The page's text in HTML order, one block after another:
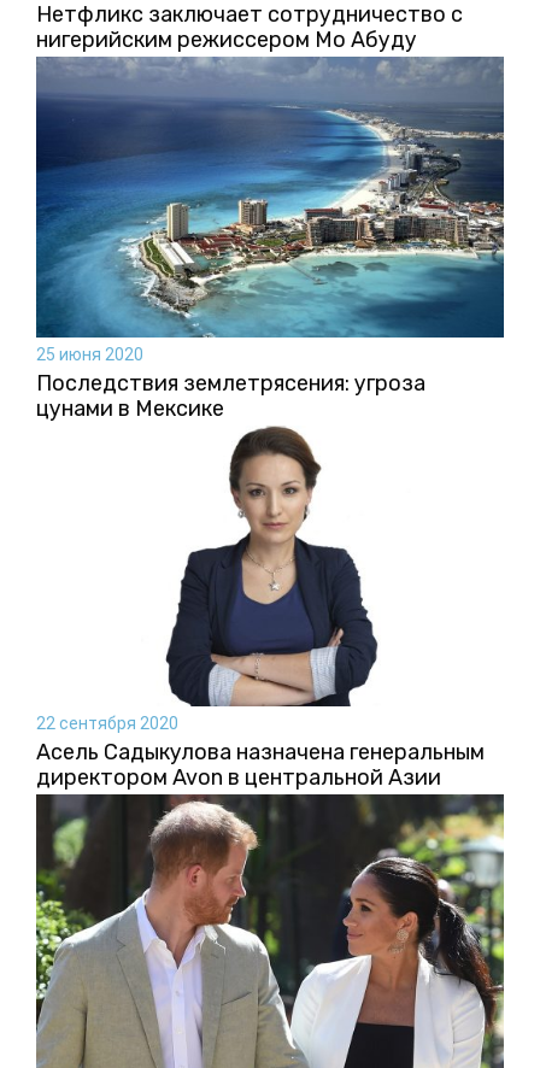
Нетфликс заключает сотрудничество с
нигерийским режиссером Мо Абуду
25 июня 2020
Последствия землетрясения: угроза
цунами в Мексике
22 сентября 2020
Асель Садыкулова назначена генеральным
директором Avon в центральной Азии